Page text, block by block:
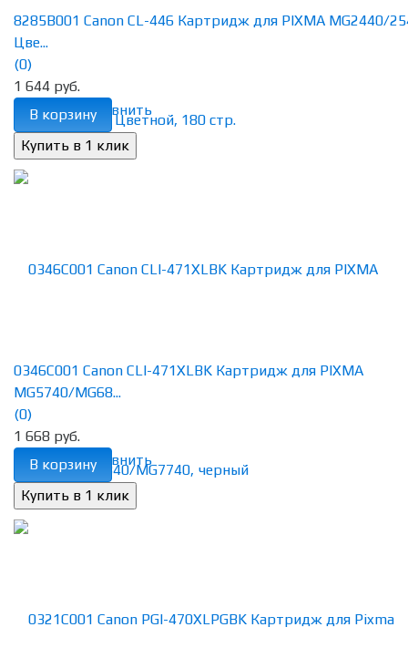
избранное сравнить
8285B001 Canon CL-446 Картридж для PIXMA MG2440/
Цве...
(0)
1 644 руб.
В корзину
избранное сравнить
0346C001 Canon CLI-471XLBK Картридж для PIXMA
MG5740/MG68...
(0)
1 668 руб.
В корзину